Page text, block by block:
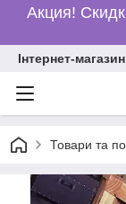
Акция!
Інтернет-
Товари та